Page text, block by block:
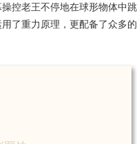
控老王不停地在球形物体中跳
了重力原理，更配备了众多的